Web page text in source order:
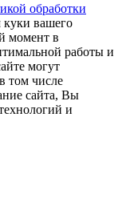
обработки
куки вашего
момент в
работы и
могут
том числе
сайта, Вы
и